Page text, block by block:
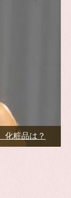
化粧品は？